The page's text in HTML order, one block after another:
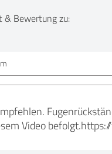
& Bewertung zu:
Video